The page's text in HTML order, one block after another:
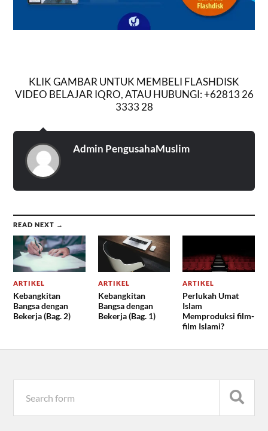
KLIK GAMBAR UNTUK MEMBELI FLASHDISK
VIDEO BELAJAR IQRO, ATAU HUBUNGI: +62813 26
3333 28
Admin PengusahaMuslim
READ NEXT →
ARTIKEL
Kebangkitan
Bangsa dengan
Bekerja (Bag. 2)
ARTIKEL
Kebangkitan
Bangsa dengan
Bekerja (Bag. 1)
ARTIKEL
Perlukah Umat
Islam
Memproduksi film-
film Islami?